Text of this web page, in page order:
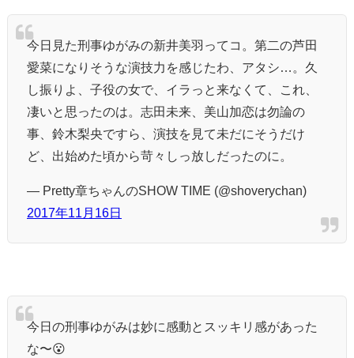
今日見た刑事ゆがみの新井美羽ってコ。第二の芦田
愛菜になりそうな演技力を感じたわ、アタシ…。久
し振りよ、子役の女で、イラっと来なくて、これ、
凄いと思ったのは。志田未来、美山加恋は勿論の
事、鈴木梨央ですら、演技を見て未だにそうだけ
ど、出始めた頃から苛々しっ放しだったのに。
— Pretty章ちゃんのSHOW TIME (@shoverychan)
2017年11月16日
今日の刑事ゆがみは妙に感動とスッキリ感があった
な〜😮